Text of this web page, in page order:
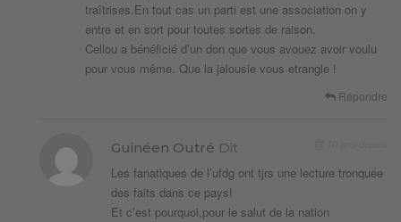
traîtrises.En tout cas un parti est une association on y
entre et en sort pour toutes sortes de raison.
Cellou a bénéficié d’un don que vous avouez avoir voulu
pour vous même. Que la jalousie vous etrangle !
Répondre
Guinéen Outré Dit
Les fanatiques de l’ufdg ont tjrs une lecture tronquée
des faits dans ce pays!
Et c’est pourquoi,pour le salut de la nation